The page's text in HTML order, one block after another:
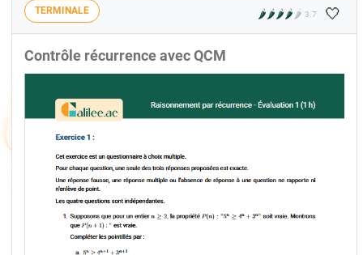
TERMINALE 🌶️🌶️🌶️🌶️ 🌶️ 3.7 🤍
Contrôle récurrence avec QCM